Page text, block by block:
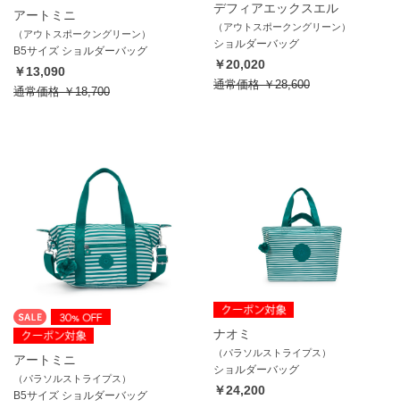
アートミニ
（アウトスポークングリーン）
B5サイズ ショルダーバッグ
￥13,090
通常価格￥18,700
デフィアエックスエル
（アウトスポークングリーン）
ショルダーバッグ
￥20,020
通常価格￥28,600
アートミニ
（パラソルストライプス）
B5サイズ ショルダーバッグ
ナオミ
（パラソルストライプス）
ショルダーバッグ
￥24,200